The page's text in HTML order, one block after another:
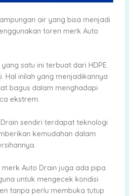
air yang bisa menjadi
toren merk Auto
satu ini terbuat dari HDPE
Hal inilah yang menjadikannya
bagus dalam menghadapi
ekstrem.
sendiri terdapat teknologi
kemudahan dalam
Auto Drain juga ada pipa
untuk mengecek kondisi
tanpa perlu membuka tutup